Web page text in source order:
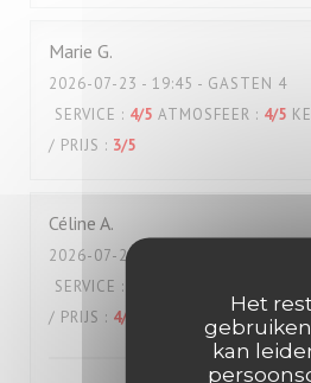
Het
kan
Marie G
2026-07-23 - 19:45 - GASTEN 4
SERVICE : 4/5 ATMOSFEER : 4/5
/ PRIJS : 3/5
Céline A
2026-07-22
SERVICE :
/ PRIJS : 4/5